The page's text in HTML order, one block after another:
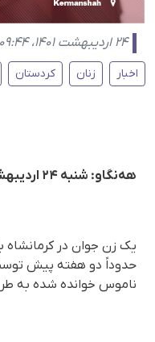
۲۴ اردیبهشت ۱۴۰۱، ۰۹:۴۴
اخبار زنان کردستان
هه‌نگاو: شنبه ۲۴ اردیبهشت ۱۴۰۱
حدوداً دو هفته پیش
ناموس خوانده شده به